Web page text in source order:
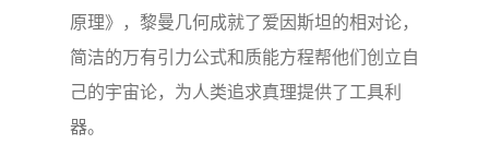
原理》，黎曼几何成就了爱因斯坦的相对论，
简洁的万有引力公式和质能方程帮他们创立自
己的宇宙论，为人类追求真理提供了工具利
器。